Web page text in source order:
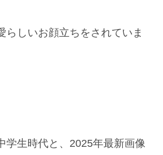
らしいお顔立ちをされていま
学生時代と、2025年最新画像